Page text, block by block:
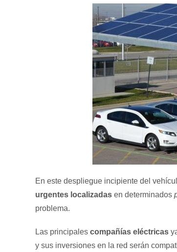
En este despliegue incipiente del
urgentes localizadas en determinados
problema.
Las principales compañías eléctricas
y sus inversiones en la red serán